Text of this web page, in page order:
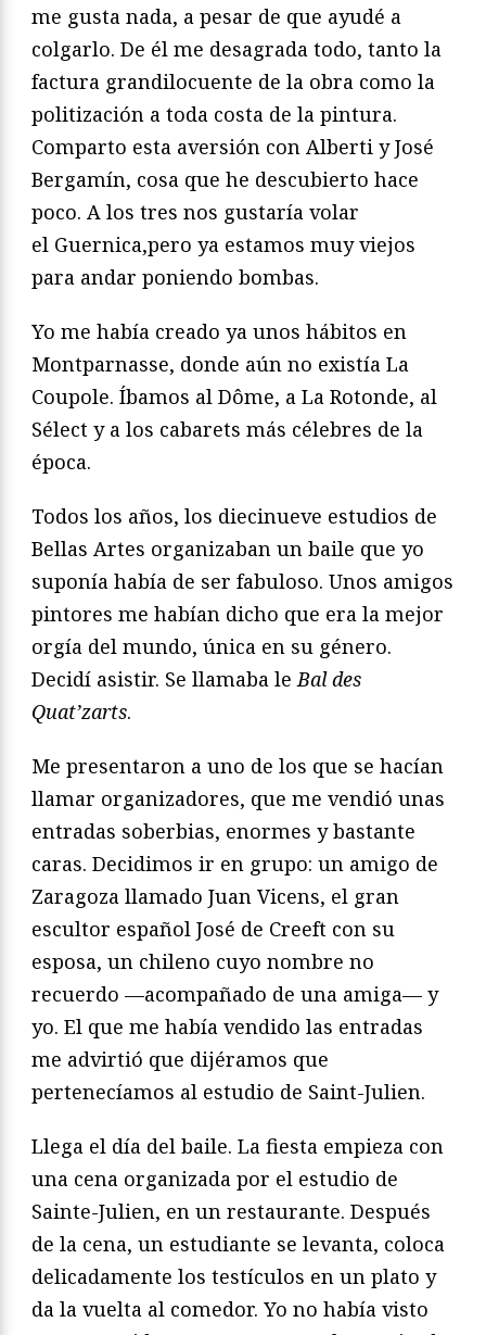
me gusta nada, a pesar de que ayudé a
colgarlo. De él me desagrada todo, tanto la
factura grandilocuente de la obra como la
politización a toda costa de la pintura.
Comparto esta aversión con Alberti y José
Bergamín, cosa que he descubierto hace
poco. A los tres nos gustaría volar
el Guernica,pero ya estamos muy viejos
para andar poniendo bombas.
Yo me había creado ya unos hábitos en
Montparnasse, donde aún no existía La
Coupole. Íbamos al Dôme, a La Rotonde, al
Sélect y a los cabarets más célebres de la
época.
Todos los años, los diecinueve estudios de
Bellas Artes organizaban un baile que yo
suponía había de ser fabuloso. Unos amigos
pintores me habían dicho que era la mejor
orgía del mundo, única en su género.
Decidí asistir. Se llamaba leBal des
Quat’zarts.
Me presentaron a uno de los que se hacían
llamar organizadores, que me vendió unas
entradas soberbias, enormes y bastante
caras. Decidimos ir en grupo: un amigo de
Zaragoza llamado Juan Vicens, el gran
escultor español José de Creeft con su
esposa, un chileno cuyo nombre no
recuerdo —acompañado de una amiga— y
yo. El que me había vendido las entradas
me advirtió que dijéramos que
pertenecíamos al estudio de Saint-Julien.
Llega el día del baile. La fiesta empieza con
una cena organizada por el estudio de
Sainte-Julien, en un restaurante. Después
de la cena, un estudiante se levanta, coloca
delicadamente los testículos en un plato y
da la vuelta al comedor. Yo no había visto